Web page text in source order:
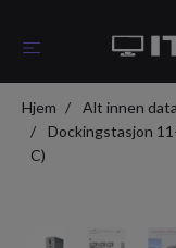
Hjem Alt innen
Dockingstasjon
C)